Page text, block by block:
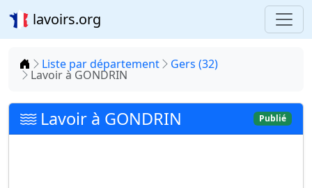
lavoirs.org
Accueil
Liste par département Gers (32)
Lavoir à GONDRIN
Lavoir à GONDRIN Publié